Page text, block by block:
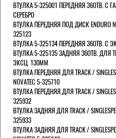
ВТУЛКА 5-325001 ПЕРЕДНЯЯ 36ОТВ. С
СЕРЕБРО
ВТУЛКА ПЕРЕДНЯЯ ПОД ДИСК ENDURO
325123
ВТУЛКА 5-325134 ПЕРЕДНЯЯ 36ОТВ. С
ВТУЛКА 5-325135 ЗАДНЯЯ 36ОТВ. ДЛЯ
ЭКСЦ. 130ММ
ВТУЛКА ПЕРЕДНЯЯ ДЛЯ TRACK /
NOVATEC 5-325710
ВТУЛКА ПЕРЕДНЯЯ ДЛЯ TRACK /
325932
ВТУЛКА ЗАДНЯЯ ДЛЯ TRACK /
325933
ВТУЛКА ЗАДНЯЯ ДЛЯ TRACK /